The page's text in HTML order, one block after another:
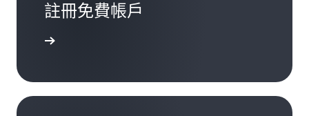
註冊免費帳戶